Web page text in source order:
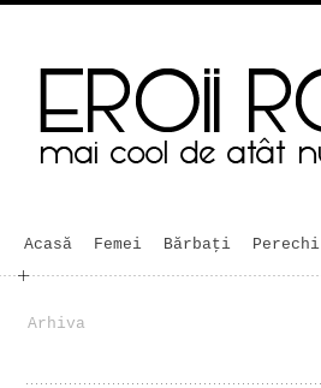
Acasă Femei Bărbaţi Perechi
Arhiva